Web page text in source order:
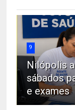
9
Nilópolis
sábados
e exames